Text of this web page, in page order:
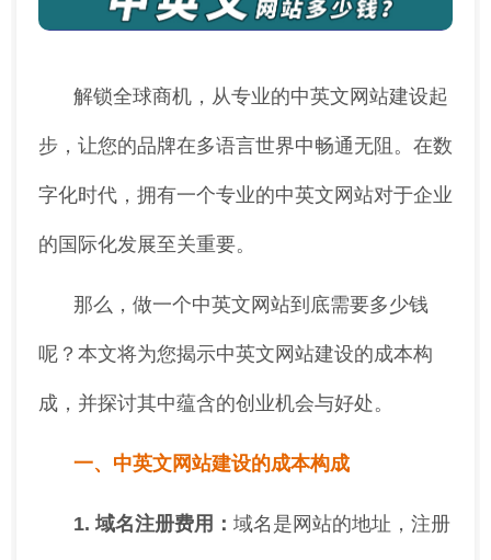
解锁全球商机，从专业的中英文网站建设起
步，让您的品牌在多语言世界中畅通无阻。在数
字化时代，拥有一个专业的中英文网站对于企业
的国际化发展至关重要。
那么，做一个中英文网站到底需要多少钱
呢？本文将为您揭示中英文网站建设的成本构
成，并探讨其中蕴含的创业机会与好处。
一、中英文网站建设的成本构成
1. 域名注册费用： 域名是网站的地址，注册